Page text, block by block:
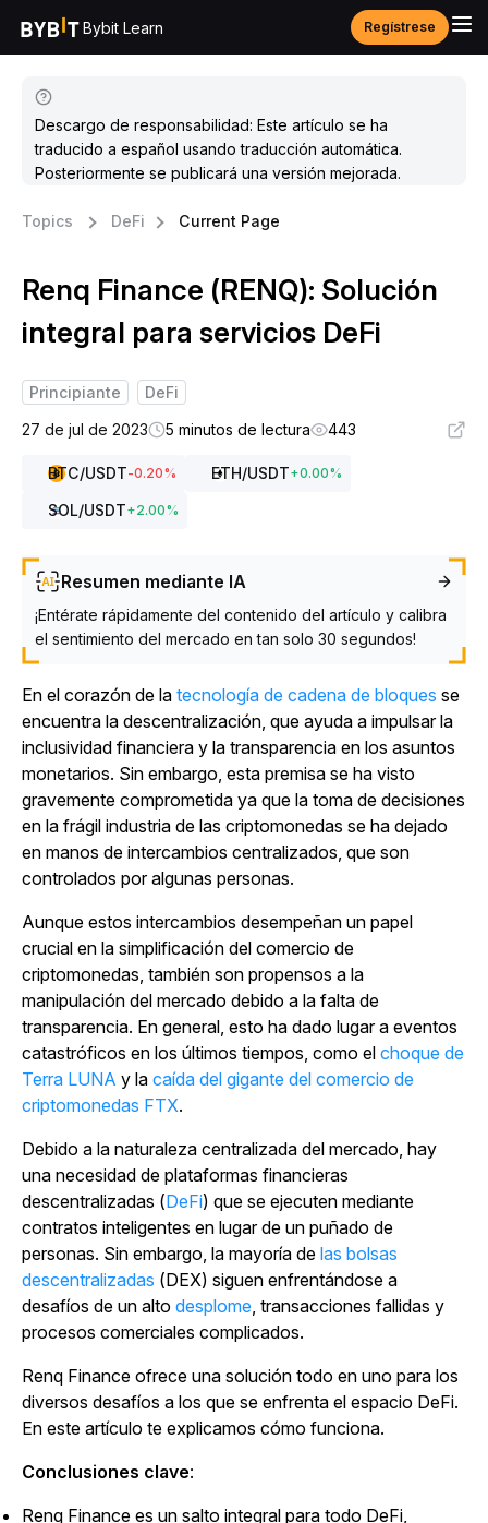
Bybit Learn Regístrese
Descargo de responsabilidad: Este artículo se ha
traducido a español usando traducción automática.
Posteriormente se publicará una versión mejorada.
Topics DeFi Current Page
Renq Finance (RENQ): Solución
integral para servicios DeFi
Principiante
DeFi
27 de jul de 2023
5 minutos de lectura 443
BTC/USDT-0.20% ETH/USDT+0.00%
SOL/USDT+2.00%
Resumen mediante IA
¡Entérate rápidamente del contenido del artículo y calibra
el sentimiento del mercado en tan solo 30 segundos!
En el corazón de la tecnología de cadena de bloques se
encuentra la descentralización, que ayuda a impulsar la
inclusividad financiera y la transparencia en los asuntos
monetarios. Sin embargo, esta premisa se ha visto
gravemente comprometida ya que la toma de decisiones
en la frágil industria de las criptomonedas se ha dejado
en manos de intercambios centralizados, que son
controlados por algunas personas.
Aunque estos intercambios desempeñan un papel
crucial en la simplificación del comercio de
criptomonedas, también son propensos a la
manipulación del mercado debido a la falta de
transparencia. En general, esto ha dado lugar a eventos
catastróficos en los últimos tiempos, como el choque de
Terra LUNA y la caída del gigante del comercio de
criptomonedas FTX.
Debido a la naturaleza centralizada del mercado, hay
una necesidad de plataformas financieras
descentralizadas (DeFi) que se ejecuten mediante
contratos inteligentes en lugar de un puñado de
personas. Sin embargo, la mayoría de las bolsas
descentralizadas (DEX) siguen enfrentándose a
desafíos de un alto desplome, transacciones fallidas y
procesos comerciales complicados.
Renq Finance ofrece una solución todo en uno para los
diversos desafíos a los que se enfrenta el espacio DeFi.
En este artículo te explicamos cómo funciona.
Conclusiones clave:
Renq Finance es un salto integral para todo DeFi,